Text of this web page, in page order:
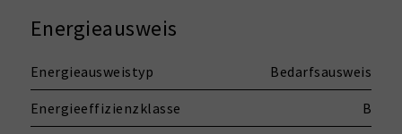
Energieausweis
Energieausweistyp Bedarfsausweis
Energieeffizienzklasse B